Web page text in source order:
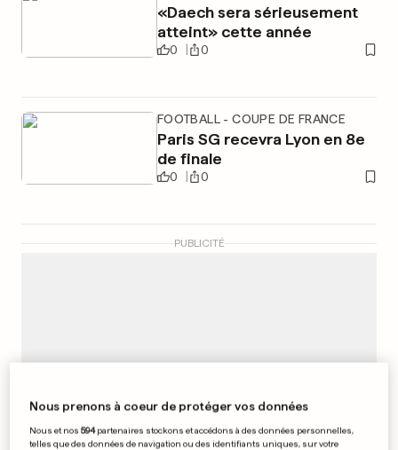
«Daech sera sérieusement
atteint» cette année
0 0
FOOTBALL - COUPE DE FRANCE
Paris SG recevra Lyon en 8e
de finale
0 0
PUBLICITÉ
Nous prenons à coeur de protéger vos données
Nous et nos594partenaires stockons et accédons à des données personnelles,
telles que des données de navigation ou des identifiants uniques, sur votre